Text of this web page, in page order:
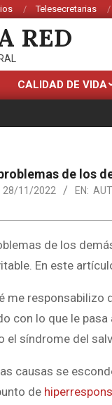
Telesecretarias
CALIDAD DE VIDA
de los
28/11/2022 EN:
de los
En este
me responsabilizo
con lo que le
el síndrome del
causas se
de